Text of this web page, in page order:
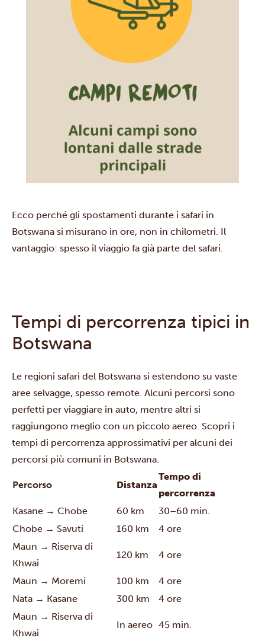
Ecco perché gli spostamenti durante i safari in
Botswana si misurano in ore, non in chilometri. Il
vantaggio: spesso il viaggio fa già parte del safari.
Tempi di percorrenza tipici in
Botswana
Le regioni safari del Botswana si estendono su vaste
aree selvagge, spesso remote. Alcuni percorsi sono
perfetti per viaggiare in auto, mentre altri si
raggiungono meglio con un piccolo aereo. Scopri i
tempi di percorrenza approssimativi per alcuni dei
percorsi più comuni in Botswana.
Percorso Distanza
Tempo di
percorrenza
Kasane → Chobe
60 km
30–60 min.
Chobe → Savuti
160 km
4 ore
Maun → Riserva di
Khwai
120 km 4 ore
Maun → Moremi 100 km
4 ore
Nata → Kasane
300 km
4 ore
Maun → Riserva di
Khwai
In aereo 45 min.